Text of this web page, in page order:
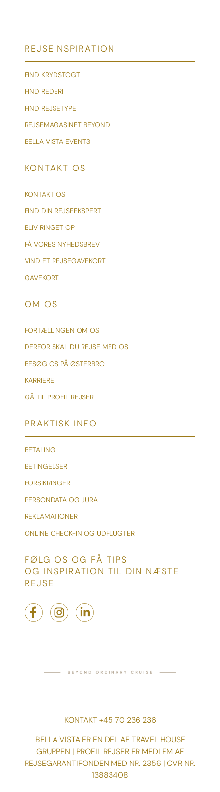
REJSEINSPIRATION
FIND KRYDSTOGT
FIND REDERI
FIND REJSETYPE
REJSEMAGASINET BEYOND
BELLA VISTA EVENTS
KONTAKT OS
KONTAKT OS
FIND DIN REJSEEKSPERT
BLIV RINGET OP
FÅ VORES NYHEDSBREV
VIND ET REJSEGAVEKORT
GAVEKORT
OM OS
FORTÆLLINGEN OM OS
DERFOR SKAL DU REJSE MED OS
BESØG OS PÅ ØSTERBRO
KARRIERE
GÅ TIL PROFIL REJSER
PRAKTISK INFO
BETALING
BETINGELSER
FORSIKRINGER
PERSONDATA OG JURA
REKLAMATIONER
ONLINE CHECK-IN OG UDFLUGTER
FØLG OS OG FÅ TIPS
OG INSPIRATION TIL DIN NÆSTE
REJSE
KONTAKT +45 70 236 236
BELLA VISTA ER EN DEL AF TRAVEL HOUSE
GRUPPEN | PROFIL REJSER ER MEDLEM AF
REJSEGARANTIFONDEN MED NR. 2356 | CVR NR.
13883408